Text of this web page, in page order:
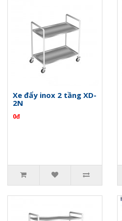
Xe đẩy inox 2 tầng XD-
2N
0đ